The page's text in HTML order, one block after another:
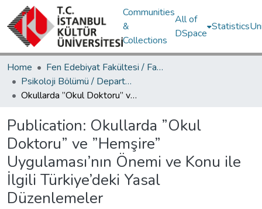
Communities
&
Collections
All of
DSpace
Statistics
Home
Fen Edebiyat Fakültesi / Faculty of Letters and Sciences
Psikoloji Bölümü / Department of Psychology
Okullarda ”Okul Doktoru” ve ”Hemşire” Uygulaması’nın Önemi ve Konu ile İlgili Türkiye’deki Yasal Düzenlemeler
Publication: Okullarda ”Okul
Doktoru” ve ”Hemşire”
Uygulaması’nın Önemi ve Konu ile
İlgili Türkiye’deki Yasal
Düzenlemeler